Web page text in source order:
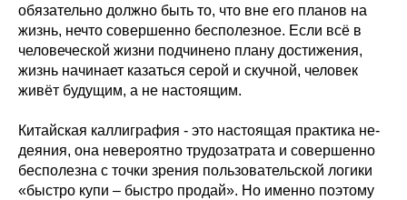
обязательно должно быть то, что вне его планов на
жизнь, нечто совершенно бесполезное. Если всё в
человеческой жизни подчинено плану достижения,
жизнь начинает казаться серой и скучной, человек
живёт будущим, а не настоящим.
Китайская каллиграфия - это настоящая практика не-
деяния, она невероятно трудозатрата и совершенно
бесполезна с точки зрения пользовательской логики
«быстро купи – быстро продай». Но именно поэтому